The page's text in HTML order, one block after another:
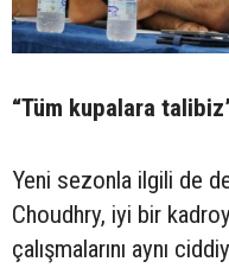
“Tüm kupalara
Yeni sezonla ilgili de
Choudhry, iyi bir
çalışmalarını aynı